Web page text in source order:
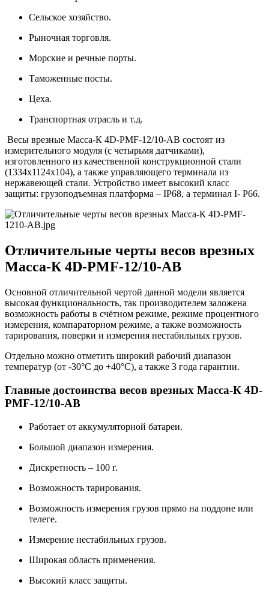
Сельское хозяйство.
Рыночная торговля.
Морские и речные порты.
Таможенные посты.
Цеха.
Транспортная отрасль и т.д.
Весы врезные Масса-К 4D-PMF-12/10-AB состоят из
измерительного модуля (с четырьмя датчиками),
изготовленного из качественной конструкционной стали
(1334х1124х104), а также управляющего терминала из
нержавеющей стали. Устройство имеет высокий класс
защиты: грузоподъемная платформа – IP68, а терминал I- P66.
Отличительные черты весов врезных
Масса-К 4D-PMF-12/10-AB
Основной отличительной чертой данной модели является
высокая функциональность, так производителем заложена
возможность работы в счётном режиме, режиме процентного
измерения, компараторном режиме, а также возможность
тарирования, поверки и измерения нестабильных грузов.
Отдельно можно отметить широкий рабочий диапазон
температур (от -30°С до +40°С), а также 3 года гарантии.
Главные достоинства весов врезных Масса-К 4D-
PMF-12/10-AB
Работает от аккумуляторной батареи.
Большой диапазон измерения.
Дискретность – 100 г.
Возможность тарирования.
Возможность измерения грузов прямо на поддоне или
телеге.
Измерение нестабильных грузов.
Широкая область применения.
Высокий класс защиты.